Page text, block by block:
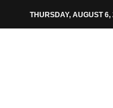
THURSDAY, AUGUST 6,